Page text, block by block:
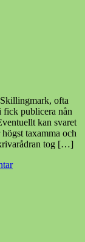
ofta
fick publicera nån
kan svaret
taxamma och
tog […]